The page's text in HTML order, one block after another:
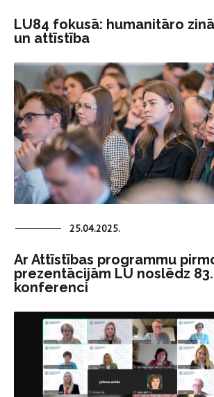
LU84 fokusā: humanitāro
un attīstība
25.04.2025.
Ar Attīstības programmu
prezentācijām LU noslēdz
konferenci